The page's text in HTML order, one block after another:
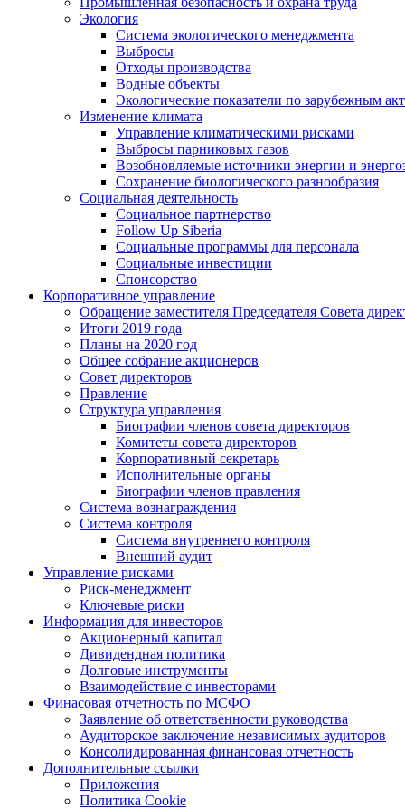
Экология
Система экологического менеджмента
Выбросы
Отходы производства
Водные объекты
Экологические показатели по зарубежным
Изменение климата
Управление климатическими рисками
Выбросы парниковых газов
Возобновляемые источники энергии и
Сохранение биологического разнообразия
Социальная деятельность
Социальное партнерство
Follow Up Siberia
Социальные программы для персонала
Социальные инвестиции
Спонсорство
Корпоративное управление
Обращение заместителя Председателя Совета
Итоги 2019 года
Планы на 2020 год
Общее собрание акционеров
Совет директоров
Правление
Структура управления
Биографии членов совета директоров
Комитеты совета директоров
Корпоративный секретарь
Исполнительные органы
Биографии членов правления
Система вознаграждения
Система контроля
Система внутреннего контроля
Внешний аудит
Управление рисками
Риск-менеджмент
Ключевые риски
Информация для инвесторов
Акционерный капитал
Дивидендная политика
Долговые инструменты
Взаимодействие с инвеcторами
Финасовая отчетность по МСФО
Заявление об ответственности руководства
Аудиторское заключение независимых аудиторов
Консолидированная финансовая отчетность
Дополнительные ссылки
Приложения
Политика Cookie